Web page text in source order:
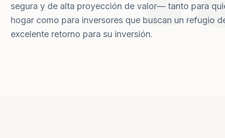
segura y de alta proyección de valor— tanto para
hogar como para inversores que buscan un refugio
excelente retorno para su inversión.